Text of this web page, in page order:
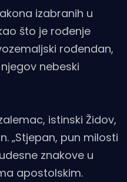
izabranih u
što je rođenje
rođendan,
nebeski
istinski Židov,
„Stjepan, pun milosti
znakove u
apostolskim.